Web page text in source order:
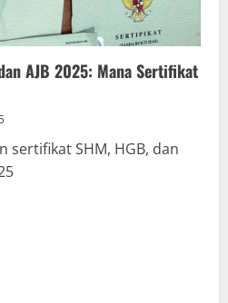
AJB 2025: Mana Sertifikat
sertifikat SHM, HGB, dan